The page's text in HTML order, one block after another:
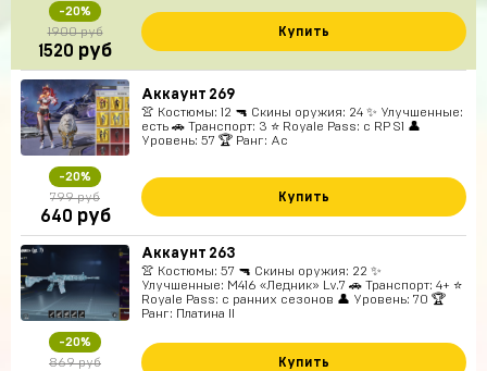
-20%
1900 руб
1520 руб
Купить
Аккаунт 269
👚 Костюмы: 12 🔫 Скины оружия: 24 ✨ Улучшенные:
есть 🚗 Транспорт: 3 ⭐ Royale Pass: с RP S1 👤
Уровень: 57 🏆 Ранг: Ас
-20%
799 руб
640 руб
Купить
Аккаунт 263
👚 Костюмы: 57 🔫 Скины оружия: 22 ✨
Улучшенные: M416 «Ледник» Lv.7 🚗 Транспорт: 4+ ⭐
Royale Pass: с ранних сезонов 👤 Уровень: 70 🏆
Ранг: Платина II
-20%
869 руб Купить